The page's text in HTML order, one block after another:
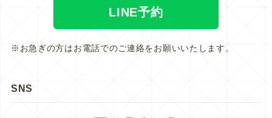
LINE予約
※お急ぎの方はお電話でのご連絡をお願いいたします。
SNS